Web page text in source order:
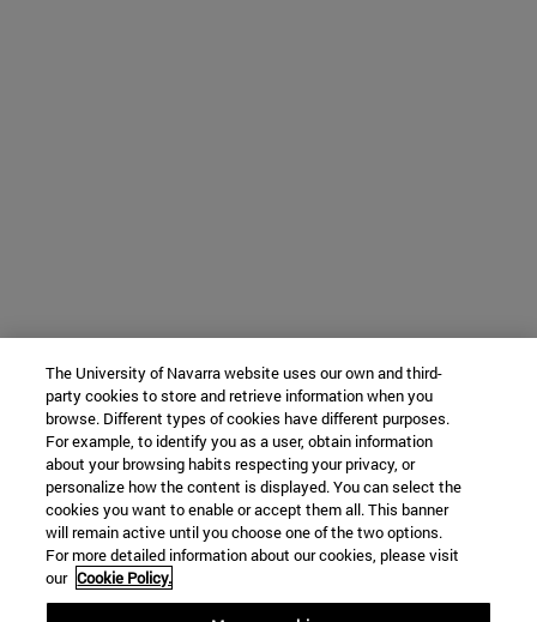
The University of Navarra website uses our own and third-
party cookies to store and retrieve information when you
browse. Different types of cookies have different purposes.
For example, to identify you as a user, obtain information
about your browsing habits respecting your privacy, or
personalize how the content is displayed. You can select the
cookies you want to enable or accept them all. This banner
will remain active until you choose one of the two options.
For more detailed information about our cookies, please visit
our Cookie Policy.